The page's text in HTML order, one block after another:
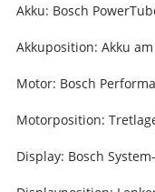
Akku: Bosch
Akkuposition: Akku
Motor: Bosch
Motorposition:
Display: Bosch